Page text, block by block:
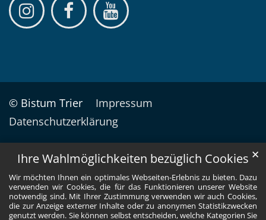
Ihre Wahlmöglichkeiten bezüglich Cookies
Wir möchten Ihnen ein optimales Webseiten-Erlebnis zu bieten. Dazu
verwenden wir Cookies, die für das Funktionieren unserer Website
notwendig sind. Mit Ihrer Zustimmung verwenden wir auch Cookies,
die zur Anzeige externer Inhalte oder zu anonymen Statistikzwecken
genutzt werden. Sie können selbst entscheiden, welche Kategorien Sie
✕
© Bistum Trier
Impressum
Datenschutzerklärung